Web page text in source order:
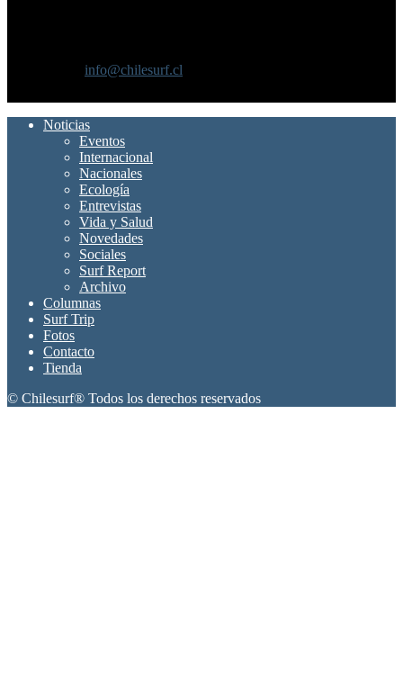
info@chilesurf.cl
Noticias
Eventos
Internacional
Nacionales
Ecología
Entrevistas
Vida y Salud
Novedades
Sociales
Surf Report
Archivo
Columnas
Surf Trip
Fotos
Contacto
Tienda
© Chilesurf® Todos los derechos reservados